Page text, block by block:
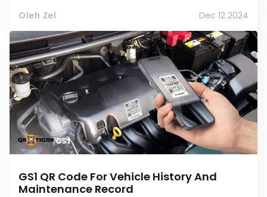
Oleh Zel Dec 12 2024
GS1 QR Code For Vehicle History And
Maintenance Record